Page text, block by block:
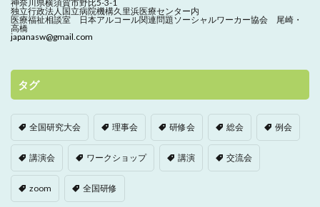
神奈川県横須賀市野比5-3-1
独立行政法人国立病院機構久里浜医療センター内
医療福祉相談室 日本アルコール関連問題ソーシャルワーカー協会 尾崎・
高橋
japanasw@gmail.com
タグ
全国研究大会 理事会 研修会 総会 例会
講演会 ワークショップ 講演 交流会
zoom 全国研修